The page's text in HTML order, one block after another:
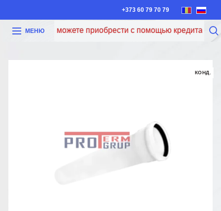
+373 60 79 70 79
МЕНЮ
Теперь вы можете приобрести с помощью кредита Iute
КОНД.